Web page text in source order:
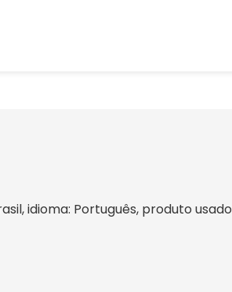
idioma: Português, produto usado